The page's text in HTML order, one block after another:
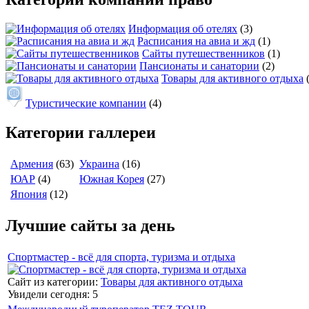
Информация об отелях (3)
Расписания на авиа и жд (1)
Сайты путешественников (1)
Пансионаты и санатории (2)
Товары для активного отдыха
Туристические компании (4)
Категории галлереи
Армения (63) Украина (16)
ЮАР (4) Южная Корея (27)
Япония (12)
Лучшие сайты за день
Спортмастер - всё для спорта, туризма и отдыха
Сайт из категории: Товары для активного отдыха
Увидели сегодня: 5